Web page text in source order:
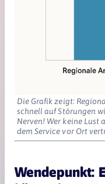
Die Grafik zeigt:
schnell auf Störungen
Nerven! Wer keine
dem Service vor Ort
Wendepunkt: